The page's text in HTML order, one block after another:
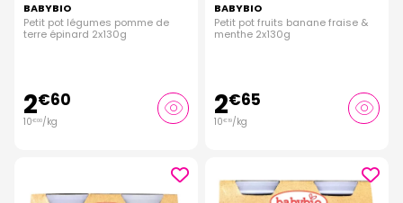
BABYBIO
Petit pot légumes pomme de
terre épinard 2x130g
2€60
10€00/kg
BABYBIO
Petit pot fruits banane fraise &
menthe 2x130g
2€65
10€ 19/kg